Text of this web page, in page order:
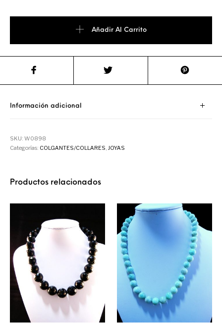
Añadir Al Carrito
Información adicional
SKU:W0898
Categorías: COLGANTES/COLLARES,JOYAS
Productos relacionados